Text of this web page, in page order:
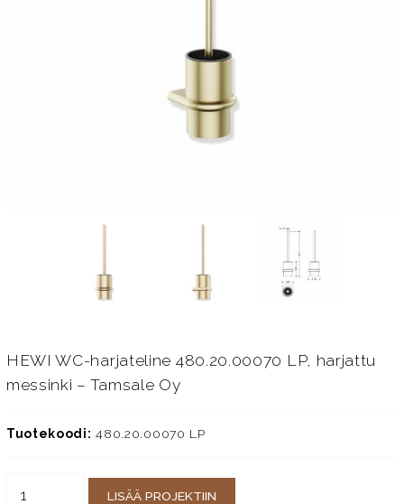
HEWI WC-harjateline 480.20.00070 LP, harjattu
messinki – Tamsale Oy
Tuotekoodi: 480.20.00070 LP
LISÄÄ PROJEKTIIN